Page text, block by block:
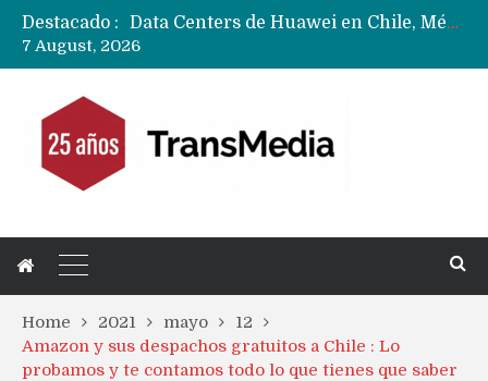
Destacado :
Data Centers de Huawei en Chile, México, Brasil,Perú y Argentina podrían verse afectados por arremetida de EE.UU
7 August, 2026
Home 2021 mayo
12
Amazon y sus despachos gratuitos a Chile : Lo
probamos y te contamos todo lo que tienes que saber